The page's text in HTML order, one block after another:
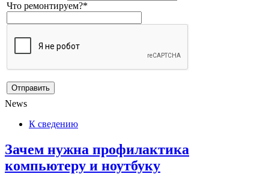
Что ремонтируем?*
News
К сведению
Зачем нужна профилактика
компьютеру и ноутбуку